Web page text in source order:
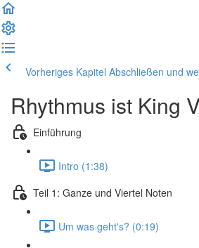
Vorheriges Kapitel Abschließen und
Rhythmus ist King
Einführung
Intro (1:38)
Teil 1: Ganze und Viertel Noten
Um was geht's? (0:19)